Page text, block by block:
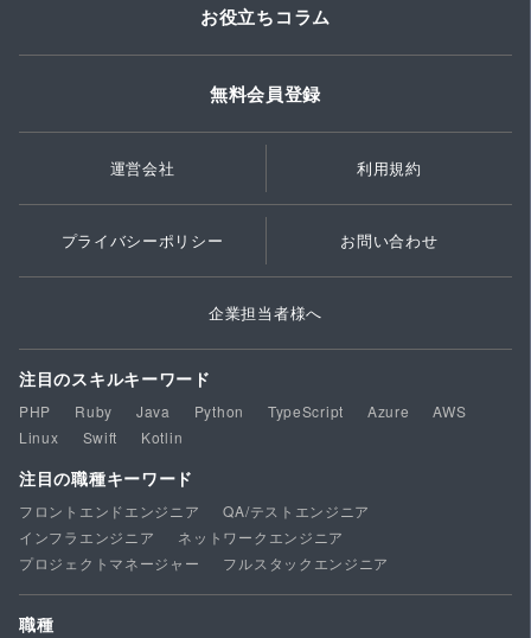
お役立ちコラム
無料会員登録
運営会社 利用規約
プライバシーポリシー お問い合わせ
企業担当者様へ
注目のスキルキーワード
PHP Ruby Java Python TypeScript Azure
AWS
Linux
Swift Kotlin
注目の職種キーワード
フロントエンドエンジニア
QA/テストエンジニア
インフラエンジニア
ネットワークエンジニア
プロジェクトマネージャー
フルスタックエンジニア
職種